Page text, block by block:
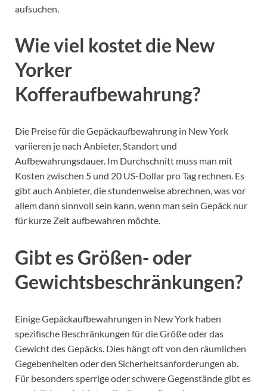
aufsuchen.
Wie viel kostet die New
Yorker
Kofferaufbewahrung?
Die Preise für die Gepäckaufbewahrung in New York
variieren je nach Anbieter, Standort und
Aufbewahrungsdauer. Im Durchschnitt muss man mit
Kosten zwischen 5 und 20 US-Dollar pro Tag rechnen. Es
gibt auch Anbieter, die stundenweise abrechnen, was vor
allem dann sinnvoll sein kann, wenn man sein Gepäck nur
für kurze Zeit aufbewahren möchte.
Gibt es Größen- oder
Gewichtsbeschränkungen?
Einige Gepäckaufbewahrungen in New York haben
spezifische Beschränkungen für die Größe oder das
Gewicht des Gepäcks. Dies hängt oft von den räumlichen
Gegebenheiten oder den Sicherheitsanforderungen ab.
Für besonders sperrige oder schwere Gegenstände gibt es